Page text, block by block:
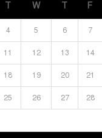
T W T F
4 5 6 7
11 12 13 14
18 19 20 21
25 26 27 28